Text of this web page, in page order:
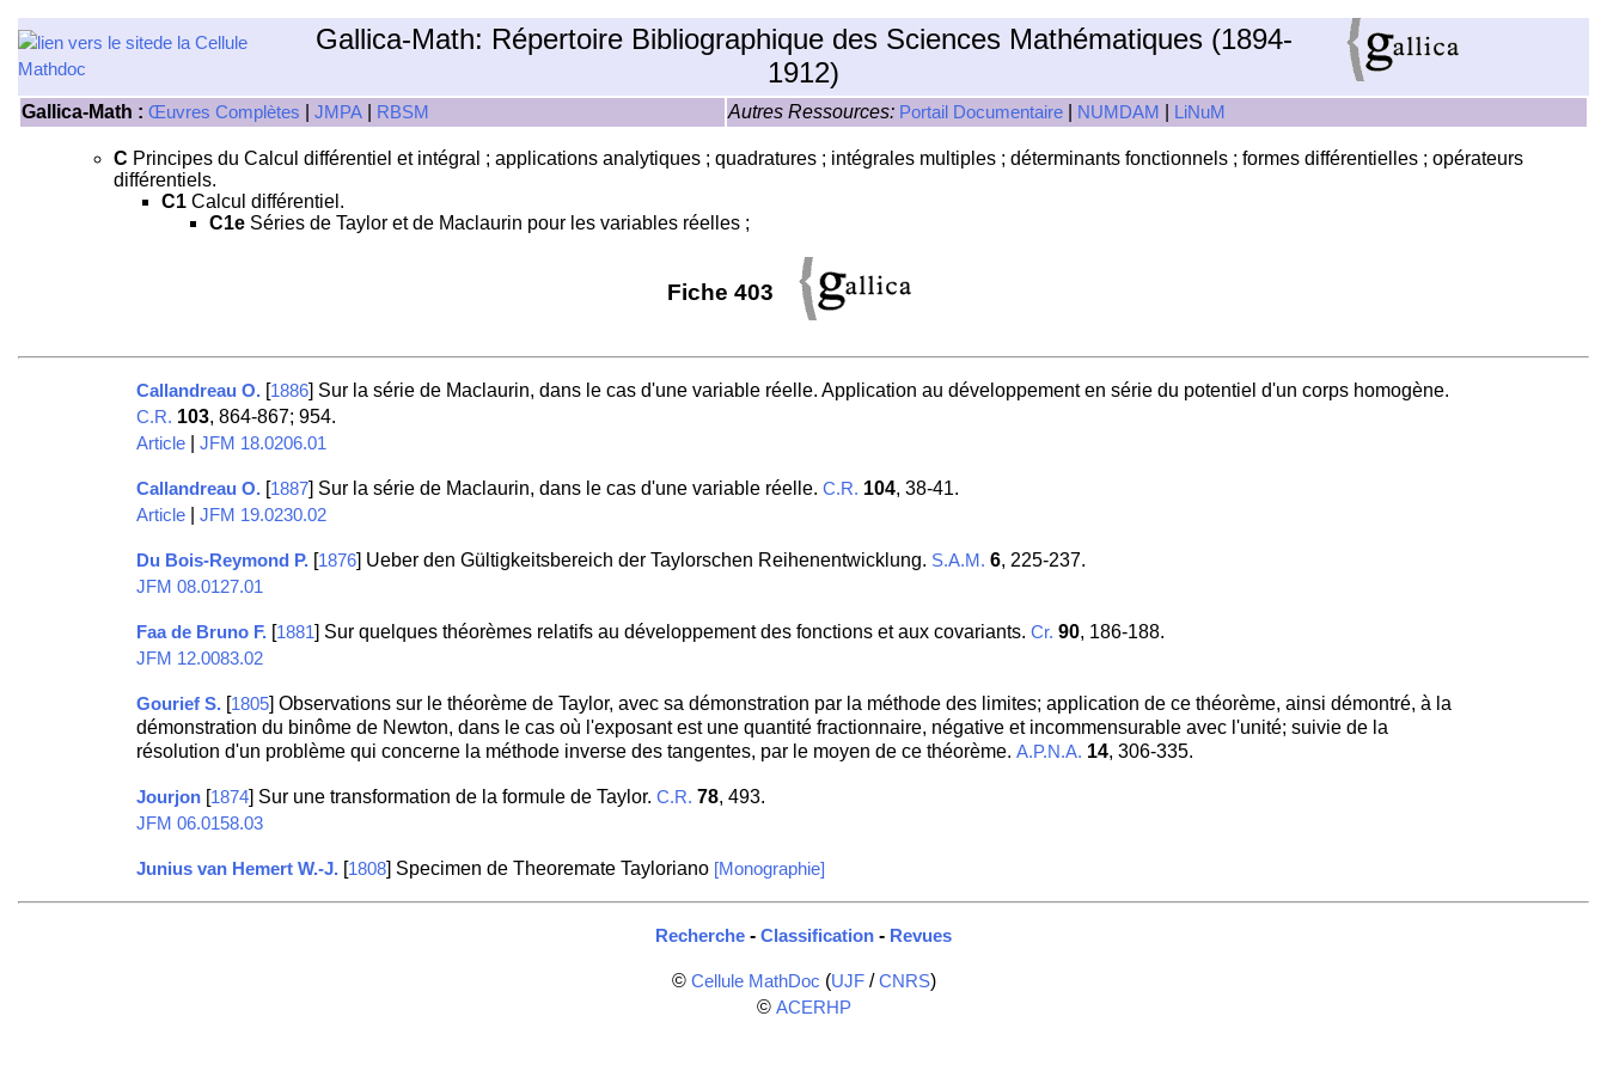
Gallica-Math: Répertoire Bibliographique des Sciences Mathématiques (1894-
1912)
Gallica-Math : Œuvres Complètes JMPA RBSM Autres Ressources: Portail Documentaire NUMDAM LiNuM
C Principes du Calcul différentiel et intégral ; applications analytiques ; quadratures ; intégrales multiples ; déterminants fonctionnels ; formes différentielles ; opérateurs
différentiels.
C1 Calcul différentiel.
C1e Séries de Taylor et de Maclaurin pour les variables réelles ;
Fiche 403
Callandreau O. [1886] Sur la série de Maclaurin, dans le cas d'une variable réelle. Application au développement en série du potentiel d'un corps homogène.
C.R. 103, 864-867; 954.
Article| JFM 18.0206.01
Callandreau O. [1887] Sur la série de Maclaurin, dans le cas d'une variable réelle. C.R. 104, 38-41.
Article| JFM 19.0230.02
Du Bois-Reymond P. [1876] Ueber den Gültigkeitsbereich der Taylorschen Reihenentwicklung. S.A.M. 6, 225-237.
JFM 08.0127.01
Faa de Bruno F. [1881] Sur quelques théorèmes relatifs au développement des fonctions et aux covariants. Cr. 90, 186-188.
JFM 12.0083.02
Gourief S. [1805] Observations sur le théorème de Taylor, avec sa démonstration par la méthode des limites; application de ce théorème, ainsi démontré, à la
démonstration du binôme de Newton, dans le cas où l'exposant est une quantité fractionnaire, négative et incommensurable avec l'unité; suivie de la
résolution d'un problème qui concerne la méthode inverse des tangentes, par le moyen de ce théorème. A.P.N.A. 14, 306-335.
Jourjon [1874] Sur une transformation de la formule de Taylor. C.R. 78, 493.
JFM 06.0158.03
Junius van Hemert W.-J. [1808] Specimen de Theoremate Tayloriano [Monographie]
Recherche - Classification - Revues
© Cellule MathDoc (UJF/CNRS)
© ACERHP